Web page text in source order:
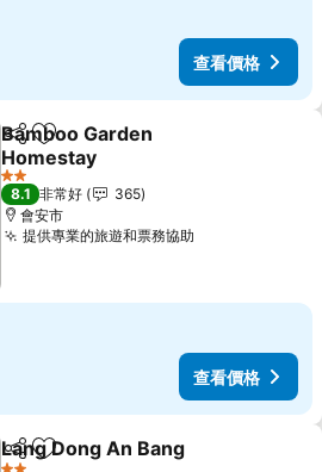
查看價格
分享 加入我的最愛
Bamboo Garden
Homestay
查看價格
2 星級
8.1 非常好
365
會安市
提供專業的旅遊和票務協助
查看價格
分享 加入我的最愛
Lang Dong An Bang